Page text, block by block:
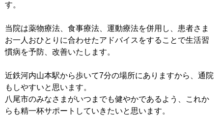
す。
当院は薬物療法、食事療法、運動療法を併用し、患者さま
お一人おひとりに合わせたアドバイスをすることで生活習
慣病を予防、改善いたします。
近鉄河内山本駅から歩いて7分の場所にありますから、通院
もしやすいと思います。
八尾市のみなさまがいつまでも健やかであるよう、これか
らも精一杯サポートしていきたいと思います。